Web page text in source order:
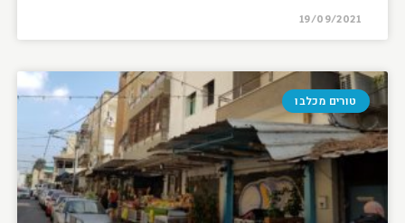
19/09/2021
טורים מכלבו